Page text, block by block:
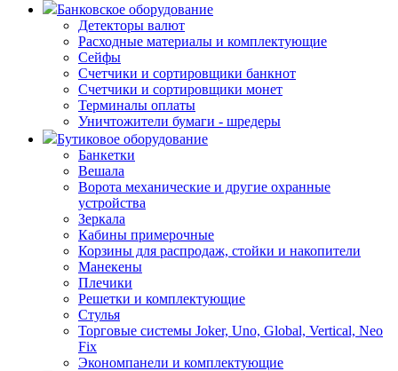
Банковское оборудование
Детекторы валют
Расходные материалы и комплектующие
Сейфы
Счетчики и сортировщики банкнот
Счетчики и сортировщики монет
Терминалы оплаты
Уничтожители бумаги - шредеры
Бутиковое оборудование
Банкетки
Вешала
Ворота механические и другие охранные
устройства
Зеркала
Кабины примерочные
Корзины для распродаж, стойки и накопители
Манекены
Плечики
Решетки и комплектующие
Стулья
Торговые системы Joker, Uno, Global, Vertical, Neo
Fix
Экономпанели и комплектующие